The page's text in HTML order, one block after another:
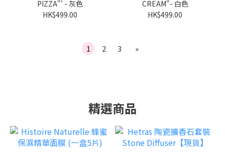
PIZZA"' - 灰色
HK$499.00
CREAM"- 白色
HK$499.00
1 2 3 »
精選商品